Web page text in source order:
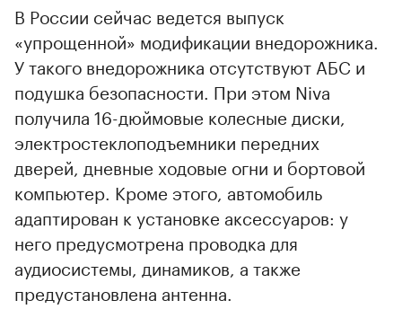
В России сейчас ведется выпуск
«упрощенной» модификации внедорожника.
У такого внедорожника отсутствуют АБС и
подушка безопасности. При этом Niva
получила 16-дюймовые колесные диски,
электростеклоподъемники передних
дверей, дневные ходовые огни и бортовой
компьютер. Кроме этого, автомобиль
адаптирован к установке аксессуаров: у
него предусмотрена проводка для
аудиосистемы, динамиков, а также
предустановлена антенна.